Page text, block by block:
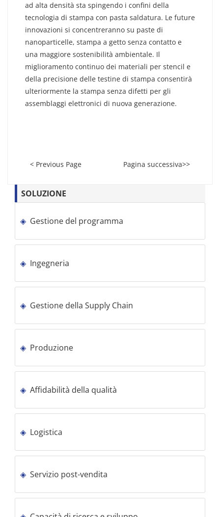
ad alta densità sta spingendo i confini della
tecnologia di stampa con pasta saldatura. Le future
innovazioni si concentreranno su paste di
nanoparticelle, stampa a getto senza contatto e
una maggiore sostenibilità ambientale. Il
miglioramento continuo dei materiali per stencil e
della precisione delle testine di stampa consentirà
ulteriormente la stampa senza difetti per gli
assemblaggi elettronici di nuova generazione.
< Previous Page Pagina successiva>>
SOLUZIONE
Gestione del programma
Ingegneria
Gestione della Supply Chain
Produzione
Affidabilità della qualità
Logistica
Servizio post-vendita